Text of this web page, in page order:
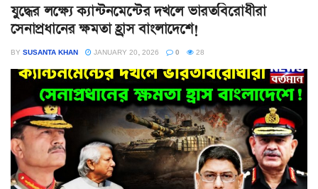
যুদ্ধের লক্ষ্যে ক্যান্টনমেন্টের দখলে ভারতবিরোধীরা
সেনাপ্রধানের ক্ষমতা হ্রাস বাংলাদেশে!
BY SUSANTA KHAN JANUARY 20, 2026 0 28